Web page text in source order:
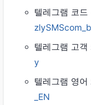
텔레그램 코드
텔레그램 고객
y
텔레그램 영어
_EN